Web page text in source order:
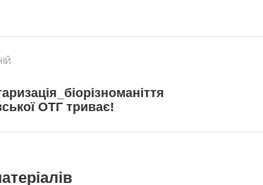
ОТГ триває!